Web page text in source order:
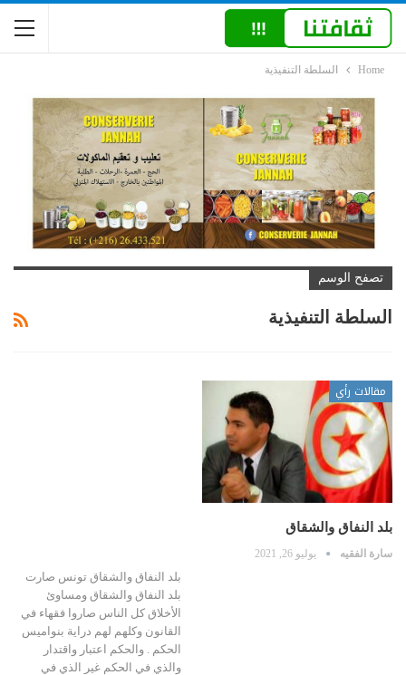
Home السلطة التنفيذية
تصفح الوسم
السلطة التنفيذية
مقالات رأي
بلد النفاق والشقاق
سارة الفقيه يوليو 26, 2021
بلد النفاق والشقاق تونس صارت
بلد النفاق والشقاق ومساوئ
الأخلاق كل الناس صاروا فقهاء في
القانون وكلهم لهم دراية بنواميس
الحكم . والحكم اعتبار واقتدار
والذي في الحكم غير الذي في